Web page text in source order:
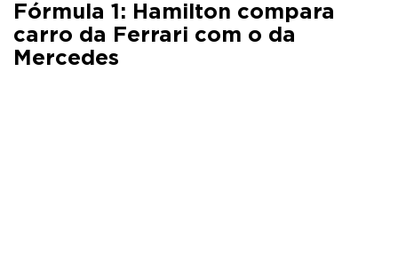
Fórmula 1: Hamilton compara
carro da Ferrari com o da
Mercedes